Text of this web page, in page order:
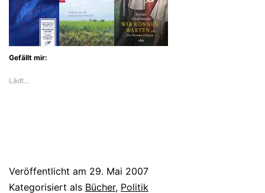
Gefällt mir:
Lädt…
Veröffentlicht am 29. Mai 2007
Kategorisiert als Bücher, Politik